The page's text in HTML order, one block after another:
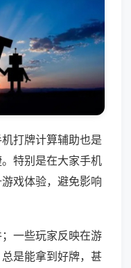
打牌计算辅助也是
特别是在大家手机
戏体验，避免影响
一些玩家反映在游
是能拿到好牌，甚